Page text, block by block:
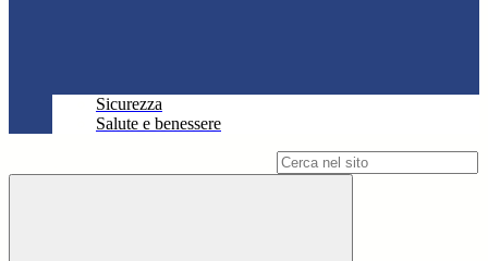
Sicurezza
Salute e benessere